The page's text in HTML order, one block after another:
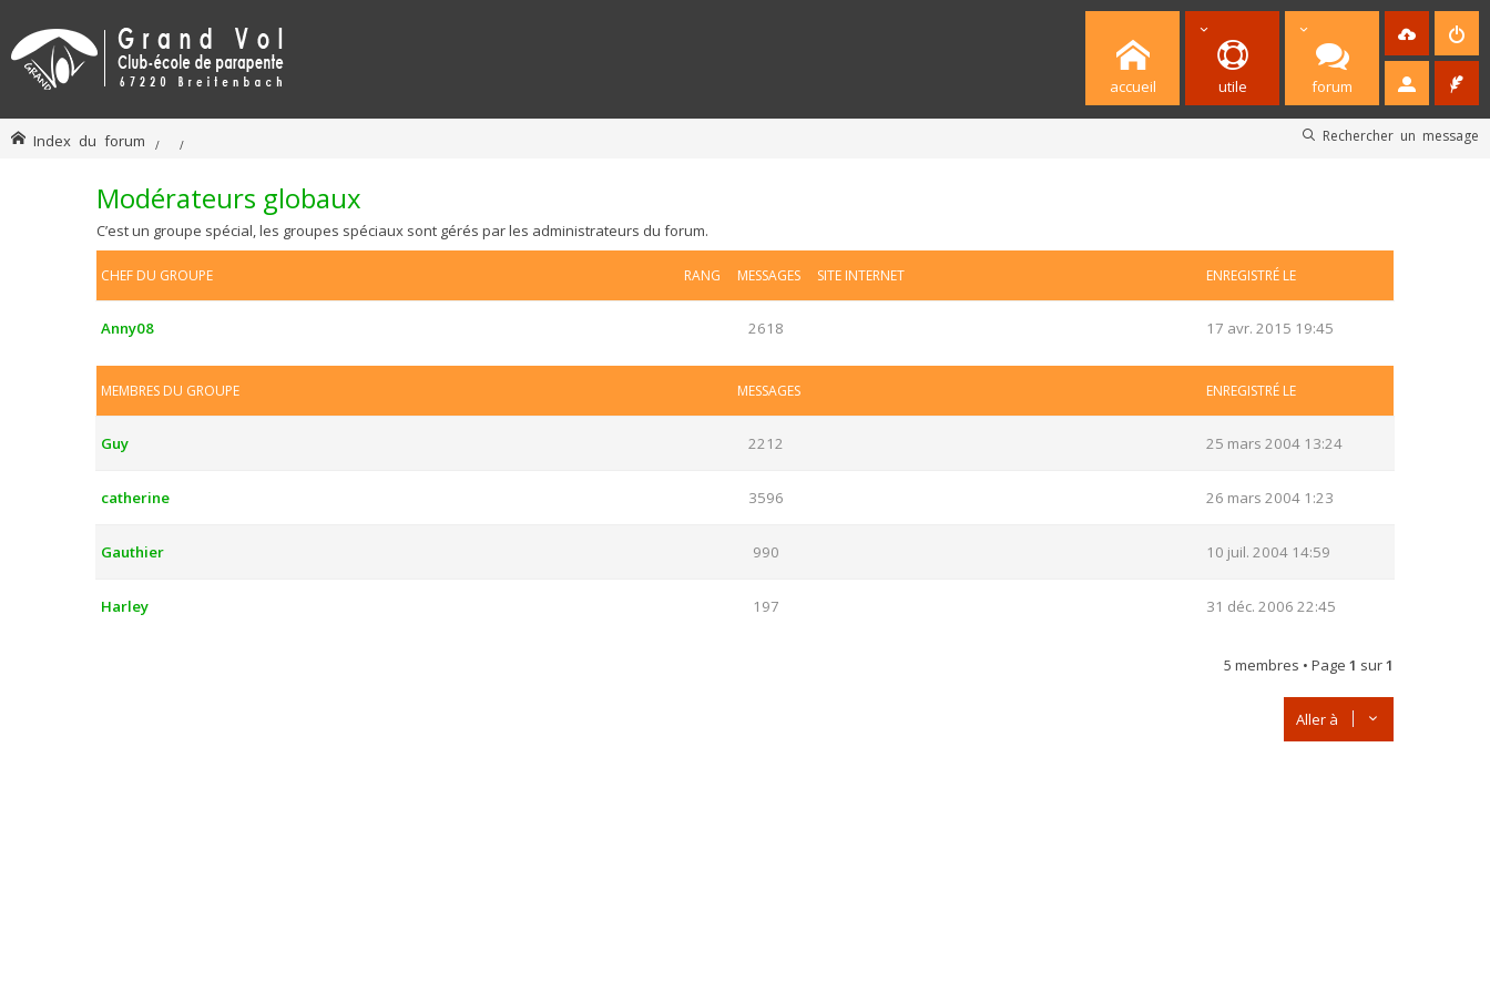
accueil utile forum
Rechercher un message
Index du forum
Modérateurs globaux
C’est un groupe spécial, les groupes spéciaux sont gérés par les administrateurs du forum.
RANG
CHEF DU GROUPE MESSAGES SITE INTERNET ENREGISTRÉ LE
Anny08 2618 17 avr. 2015 19:45
MEMBRES DU GROUPE MESSAGES ENREGISTRÉ LE
Guy 2212 25 mars 2004 13:24
catherine 3596 26 mars 2004 1:23
Gauthier 990 10 juil. 2004 14:59
Harley 197 31 déc. 2006 22:45
5 membres • Page 1 sur1
Aller à